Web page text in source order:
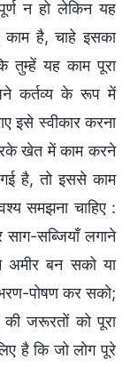
न हो लेकिन यह
काम है, चाहे इसका
तुम्हें यह काम पूरा
कर्तव्य के रूप में
इसे स्वीकार करना
खेत में काम करने
गई है, तो इससे काम
समझना चाहिए :
सब्जियाँ लगाने
अमीर बन सको या
पोषण कर सको;
जरूरतों को पूरा
है कि जो लोग पूरे